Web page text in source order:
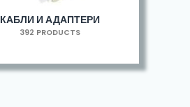
КАБЛИ И АДАПТЕРИ
392 PRODUCTS